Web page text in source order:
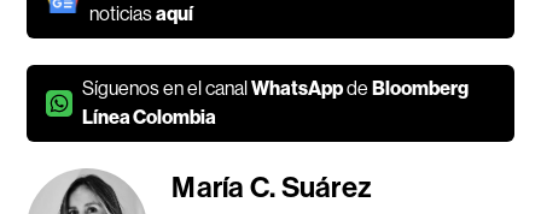
noticiasaquí
Síguenos en el canalWhatsAppdeBloomberg
Línea Colombia
María C. Suárez